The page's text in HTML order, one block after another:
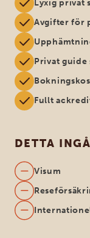
Lyxig privat
Avgifter för
Privat guide
Fullt
DETTA
Visum